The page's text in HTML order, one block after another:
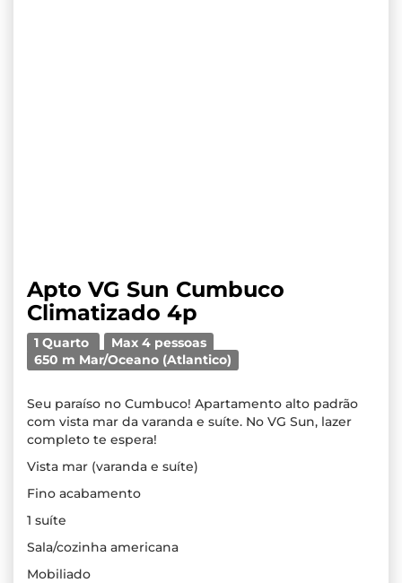
Apto VG Sun Cumbuco
Climatizado 4p
1 Quarto
Max 4 pessoas
650 m Mar/Oceano (Atlantico)
Seu paraíso no Cumbuco! Apartamento alto padrão
com vista mar da varanda e suíte. No VG Sun, lazer
completo te espera!
Vista mar (varanda e suíte)
Fino acabamento
1 suíte
Sala/cozinha americana
Mobiliado